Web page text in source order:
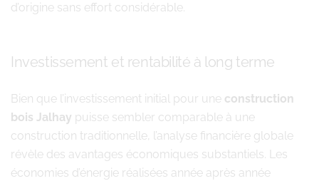
d’origine sans effort considérable.
Investissement et rentabilité à long terme
Bien que l’investissement initial pour une construction
bois Jalhay puisse sembler comparable à une
construction traditionnelle, l’analyse financière globale
révèle des avantages économiques substantiels. Les
économies d’énergie réalisées année après année